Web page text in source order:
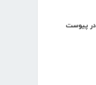
در پیوست